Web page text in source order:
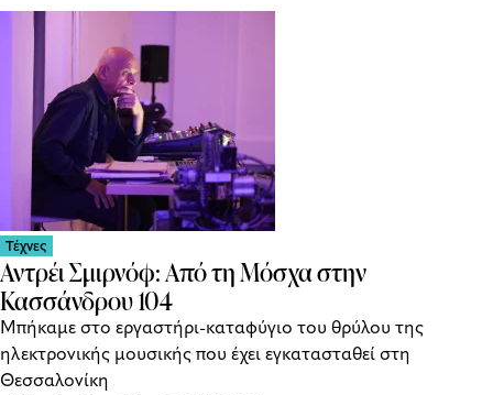
Τέχνες
Αντρέι Σμιρνόφ: Από τη Μόσχα στην
Κασσάνδρου 104
Μπήκαμε στο εργαστήρι-καταφύγιο του θρύλου της
ηλεκτρονικής μουσικής που έχει εγκατασταθεί στη
Θεσσαλονίκη